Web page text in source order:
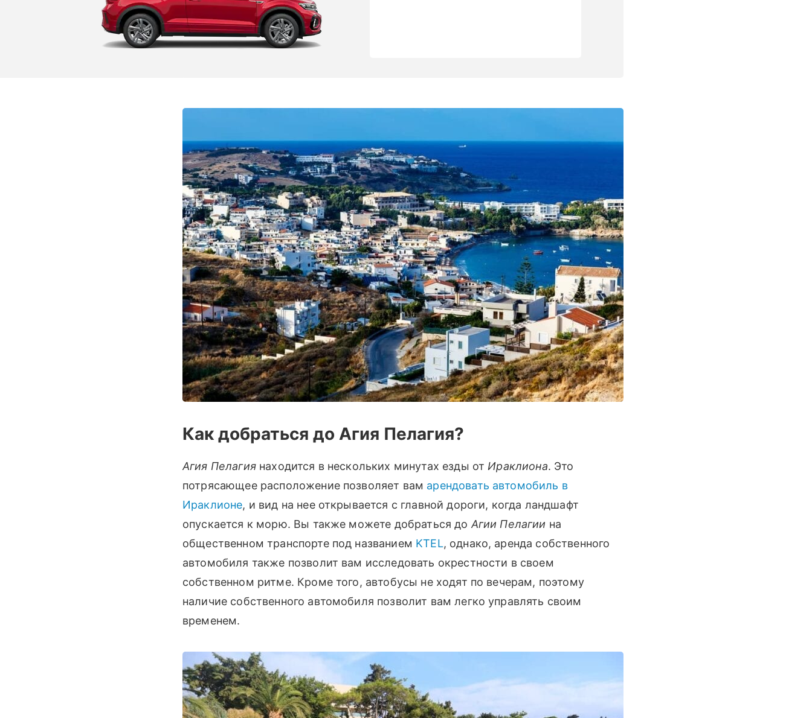
Как добраться до Агия Пелагия?
Агия Пелагиянаходится в нескольких минутах езды от Ираклиона. Это
потрясающее расположение позволяет вам арендовать автомобиль в
Ираклионе, и вид на нее открывается с главной дороги, когда ландшафт
опускается к морю. Вы также можете добраться до Агии Пелагии на
общественном транспорте под названием KTEL, однако, аренда собственного
автомобиля также позволит вам исследовать окрестности в своем
собственном ритме. Кроме того, автобусы не ходят по вечерам, поэтому
наличие собственного автомобиля позволит вам легко управлять своим
временем.